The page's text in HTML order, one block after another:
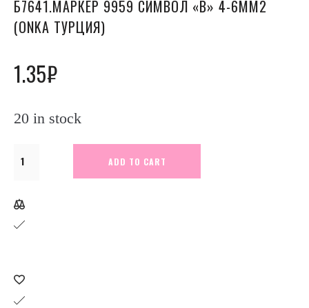
Б7641.МАРКЕР 9959 СИМВОЛ «B» 4-6ММ2
(ONKA ТУРЦИЯ)
1.35₽
20 in stock
Б7641.Маркер
символ
(ONKA
Турция)
ADD TO CART